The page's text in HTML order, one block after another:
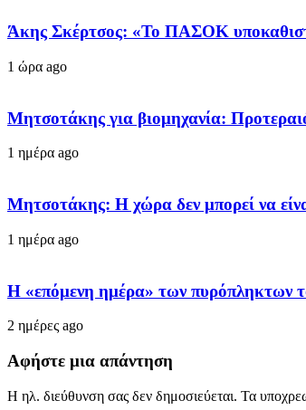
Άκης Σκέρτσος: «Το ΠΑΣΟΚ
1 ώρα ago
Μητσοτάκης για βιομηχανία:
1 ημέρα ago
Μητσοτάκης: Η χώρα δεν μπορεί να
1 ημέρα ago
Η «επόμενη ημέρα» των πυρόπληκτων
2 ημέρες ago
Αφήστε μια απάντηση
Η ηλ. διεύθυνση σας δεν δημοσιεύεται. Τα